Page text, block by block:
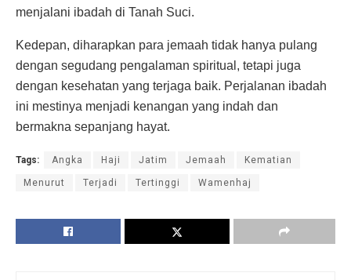
menjalani ibadah di Tanah Suci.
Kedepan, diharapkan para jemaah tidak hanya pulang
dengan segudang pengalaman spiritual, tetapi juga
dengan kesehatan yang terjaga baik. Perjalanan ibadah
ini mestinya menjadi kenangan yang indah dan
bermakna sepanjang hayat.
Tags: Angka Haji Jatim Jemaah Kematian
Menurut Terjadi Tertinggi Wamenhaj